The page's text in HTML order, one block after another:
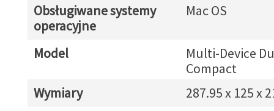
Obsługiwane systemy
operacyjne
Mac OS
Model
Multi-Device
Compact
Wymiary
287.95 x 125 x